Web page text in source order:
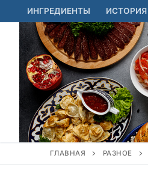
Перейти
к
содержимому
ИНГРЕДИЕНТЫ ИСТОРИЯ
ГЛАВНАЯ РАЗНОЕ